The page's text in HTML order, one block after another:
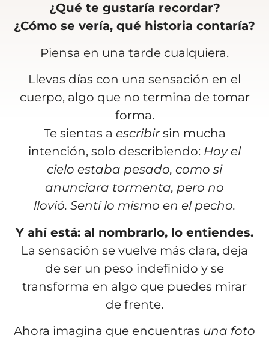
¿Qué te gustaría recordar?
¿Cómo se vería, qué historia contaría?
Piensa en una tarde cualquiera.
Llevas días con una sensación en el
cuerpo, algo que no termina de tomar
forma.
Te sientas a escribirsin mucha
intención, solo describiendo: Hoy el
cielo estaba pesado, como si
anunciara tormenta, pero no
llovió. Sentí lo mismo en el pecho.
Y ahí está: al nombrarlo, lo entiendes.
La sensación se vuelve más clara, deja
de ser un peso indefinido y se
transforma en algo que puedes mirar
de frente.
Ahora imagina que encuentras una foto